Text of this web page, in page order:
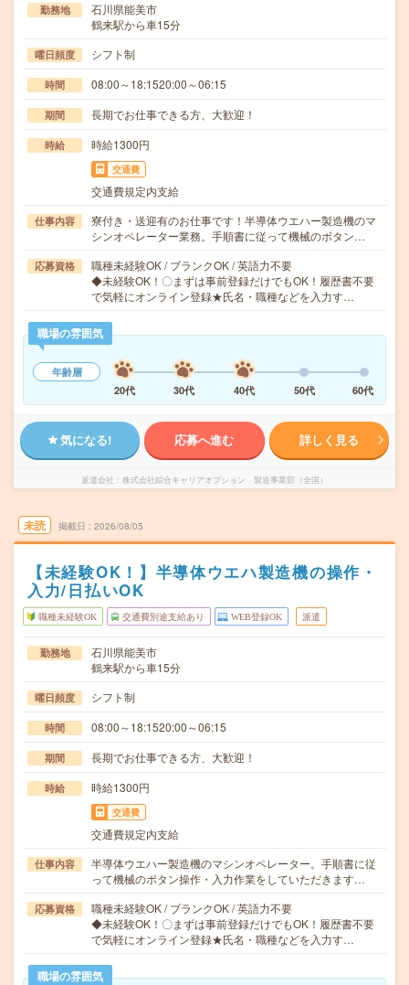
勤務地
石川県能美市
鶴来駅から車15分
曜日頻度 シフト制
時間 08:00～18:1520:00～06:15
期間 長期でお仕事できる方、大歓迎！
時給 時給1300円
交通費
交通費規定内支給
仕事内容
寮付き・送迎有のお仕事です！半導体ウエハー製造機のマ
シンオペレーター業務。手順書に従って機械のボタン…
応募資格
職種未経験OK / ブランクOK / 英語力不要
◆未経験OK！〇まずは事前登録だけでもOK！履歴書不要
で気軽にオンライン登録★氏名・職種などを入力す…
職場の雰囲気
年齢層
20代
30代 40代 50代 60代
気になる! 応募へ進む 詳しく見る
派遣会社 株式会社綜合キャリアオプション 製造事業部（全国）
未読 掲載日 2026/08/05
【未経験OK！】半導体ウエハ製造機の操作・
入力/日払いOK
職種未経験OK 交通費別途支給あり WEB登録OK 派遣
勤務地
石川県能美市
鶴来駅から車15分
曜日頻度 シフト制
時間 08:00～18:1520:00～06:15
期間 長期でお仕事できる方、大歓迎！
時給 時給1300円
交通費
交通費規定内支給
仕事内容
半導体ウエハー製造機のマシンオペレーター。手順書に従
って機械のボタン操作・入力作業をしていただきます…
応募資格
職種未経験OK / ブランクOK / 英語力不要
◆未経験OK！〇まずは事前登録だけでもOK！履歴書不要
で気軽にオンライン登録★氏名・職種などを入力す…
職場の雰囲気